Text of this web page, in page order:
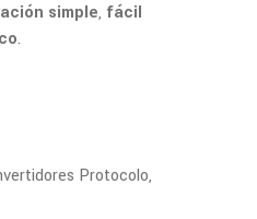
simple, fácil
.
Protocolo,